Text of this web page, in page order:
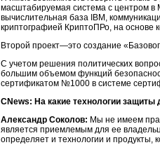
масштабируемая система с центром в
вычислительная база IBM,
криптографией КриптоПРо, на основе
Второй проект—это создание
С учетом решения политических
большим объемом функций
сертификатом №1000 в системе
CNews: На какие технологии
Александр Соколов: Мы не имеем
является приемлемым для ее
определяет и технологии и продукты,